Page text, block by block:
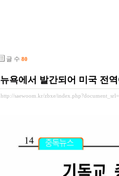
글 수 80
뉴욕에서 발간되어 미국 전
http://saewoom.kr/zbxe/